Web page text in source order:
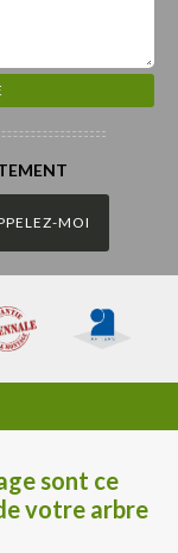
sont ce
votre arbre